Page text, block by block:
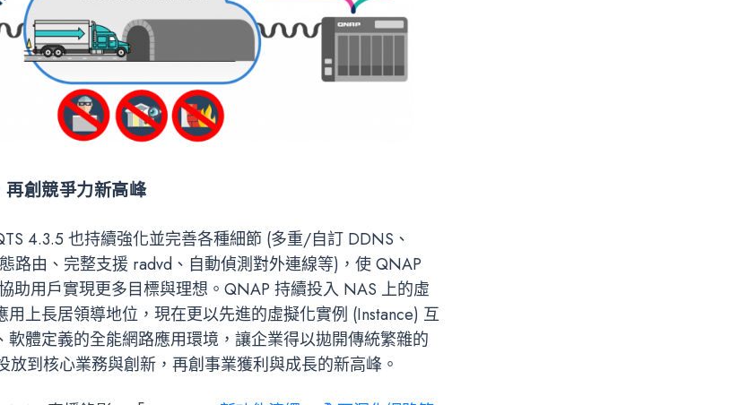
創競爭力新高峰
4.3.5 也持續強化並完善各種細節 (多重/自訂 DDNS、
路由、完整支援 radvd、自動偵測對外連線等)，使 QNAP
助用戶實現更多目標與理想。QNAP 持續投入 NAS 上的虛
上長居領導地位，現在更以先進的虛擬化實例 (Instance) 互
軟體定義的全能網路應用環境，讓企業得以拋開傳統繁雜的
放到核心業務與創新，再創事業獲利與成長的新高峰。